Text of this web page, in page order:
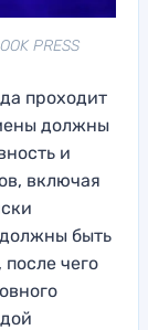
PRESS
проходит
должны
и
включая
быть
чего